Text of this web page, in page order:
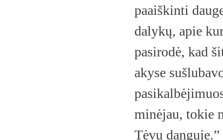
paaiškinti
dalykų, apie
pasirodė, kad
akyse
minėjau, tokie
Tėvu